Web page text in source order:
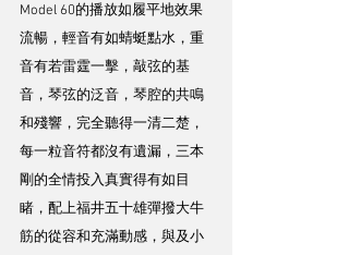
Model 60的播放如履平地效果
流暢，輕音有如蜻蜓點水，重
音有若雷霆一擊，敲弦的基
音，琴弦的泛音，琴腔的共鳴
和殘響，完全聽得一清二楚，
每一粒音符都沒有遺漏，三本
剛的全情投入真實得有如目
睹，配上福井五十雄彈撥大牛
筋的從容和充滿動感，與及小